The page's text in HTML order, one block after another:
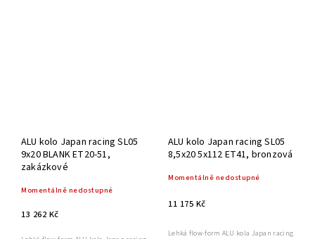
ALU kolo Japan racing SL05
9x20 BLANK ET20-51,
zakázkové
Momentálně nedostupné
13 262 Kč
ALU kolo Japan racing SL05
8,5x20 5x112 ET41, bronzová
Momentálně nedostupné
11 175 Kč
Lehká flow-form ALU kola Japan racing